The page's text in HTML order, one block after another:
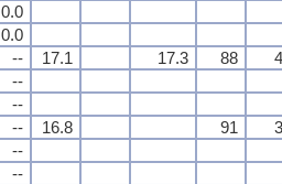
0.0
0.0
-- 17.1 17.3 88
--
--
-- 16.8 91
--
--